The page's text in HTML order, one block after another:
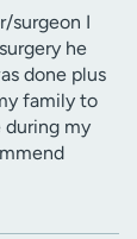
surgeon I
he
done plus
family to
during my